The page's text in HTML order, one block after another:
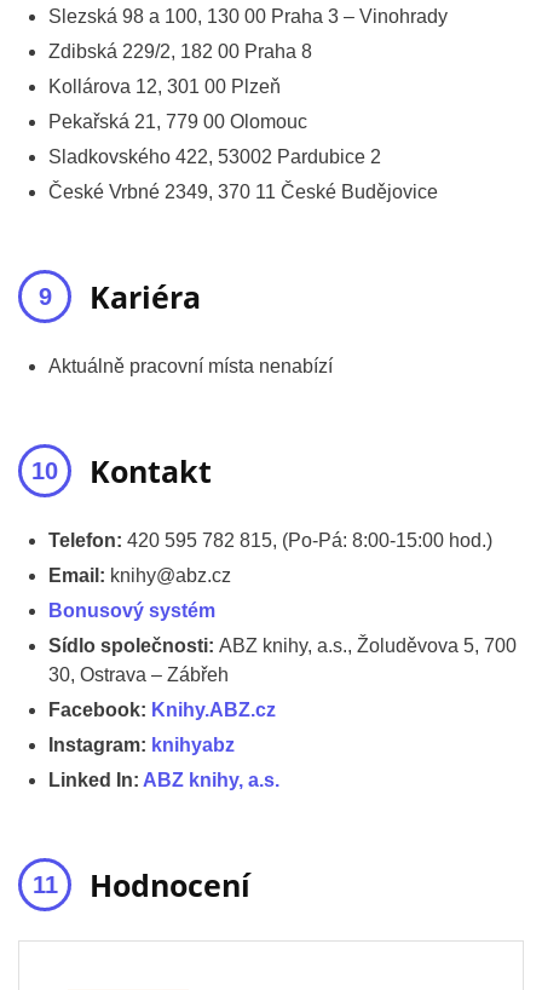
Slezská 98 a 100, 130 00 Praha 3 – Vinohrady
Zdibská 229/2, 182 00 Praha 8
Kollárova 12, 301 00 Plzeň
Pekařská 21, 779 00 Olomouc
Sladkovského 422, 53002 Pardubice 2
České Vrbné 2349, 370 11 České Budějovice
Kariéra
Aktuálně pracovní místa nenabízí
Kontakt
Telefon: 420 595 782 815, (Po-Pá: 8:00-15:00 hod.)
Email: knihy@abz.cz
Bonusový systém
Sídlo společnosti: ABZ knihy, a.s., Žoluděvova 5, 700
30, Ostrava – Zábřeh
Facebook: Knihy.ABZ.cz
Instagram: knihyabz
Linked In: ABZ knihy, a.s.
Hodnocení